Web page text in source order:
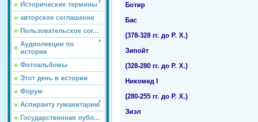
Исторические термины
авторское соглашение
Пользовательское сог...
Аудиолекции по
истории
Фотоальбомы
Этот день в истории
Форум
Аспиранту гуманитарию
Государственная публ...
Ботир
Бас
(378-328 гг. до Р. Х.)
Зипойт
(328-280 гг. до Р. Х.)
Никомед I
(280-255 гг. до Р. Х.)
Зиэл